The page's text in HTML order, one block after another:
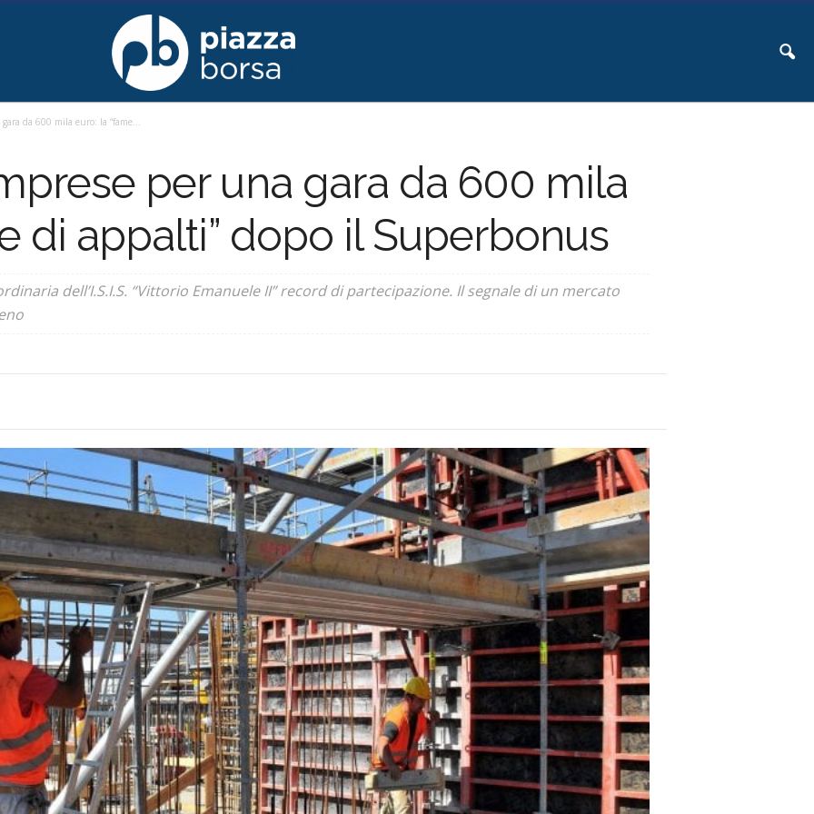
da 600 mila euro: la “fame...
per una gara da 600 mila
di appalti” dopo il Superbonus
dell’I.S.I.S. “Vittorio Emanuele II” record di partecipazione. Il segnale di un mercato